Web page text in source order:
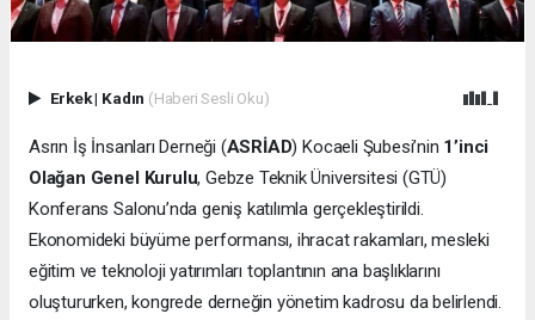
Erkek| Kadın (Haberi Sesli Oku)
Asrın İş İnsanları Derneği (ASRİAD) Kocaeli Şubesi’nin 1’inci
Olağan Genel Kurulu, Gebze Teknik Üniversitesi (GTÜ)
Konferans Salonu’nda geniş katılımla gerçekleştirildi.
Ekonomideki büyüme performansı, ihracat rakamları, mesleki
eğitim ve teknoloji yatırımları toplantının ana başlıklarını
oluştururken, kongrede derneğin yönetim kadrosu da belirlendi.